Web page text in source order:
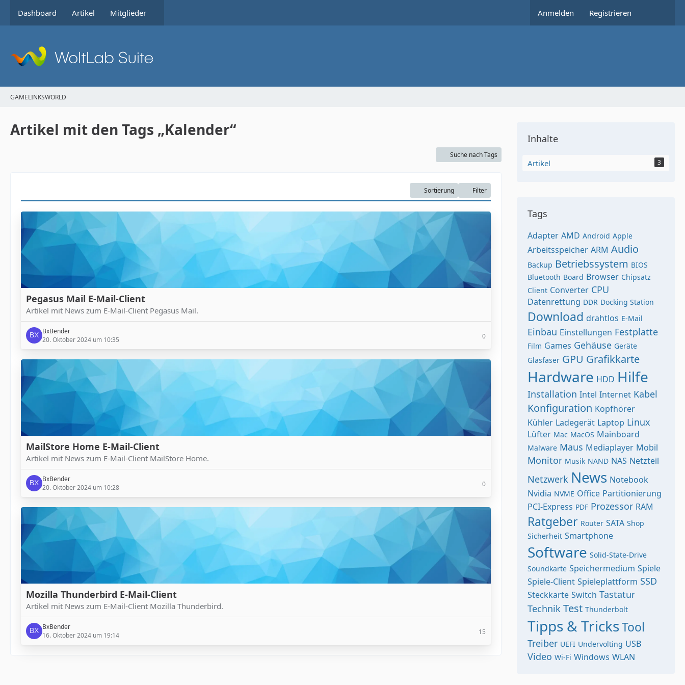
Dashboard Artikel Mitglieder Anmelden Registrieren
GAMELINKSWORLD
Artikel mit den Tags „Kalender“
Suche nach Tags
Sortierung Filter
Pegasus Mail E-Mail-Client
Artikel mit News zum E-Mail-Client Pegasus Mail.
BxBender
20. Oktober 2024 um 10:35
0
MailStore Home E-Mail-Client
Artikel mit News zum E-Mail-Client MailStore Home.
BxBender
20. Oktober 2024 um 10:28
0
Mozilla Thunderbird E-Mail-Client
Artikel mit News zum E-Mail-Client Mozilla Thunderbird.
BxBender
16. Oktober 2024 um 19:14
15
Inhalte
Artikel 3
Tags
Adapter AMD Android Apple
Arbeitsspeicher ARM Audio
Backup Betriebssystem BIOS
Bluetooth Board Browser Chipsatz
Client Converter CPU
Datenrettung DDR Docking Station
Download drahtlos E-Mail
Einbau Einstellungen Festplatte
Film Games Gehäuse Geräte
Glasfaser GPU Grafikkarte
Hardware HDD Hilfe
Installation Intel Internet Kabel
Konfiguration Kopfhörer
Kühler Ladegerät Laptop Linux
Lüfter Mac MacOS Mainboard
Malware Maus Mediaplayer Mobil
Monitor Musik NAND NAS Netzteil
Netzwerk News Notebook
Nvidia NVME Office Partitionierung
PCI-Express PDF Prozessor RAM
Ratgeber Router SATA Shop
Sicherheit Smartphone
Software Solid-State-Drive
Soundkarte Speichermedium Spiele
Spiele-Client Spieleplattform SSD
Steckkarte Switch Tastatur
Technik Test Thunderbolt
Tipps & TricksTool
Treiber UEFI Undervolting USB
Video Wi-Fi Windows WLAN